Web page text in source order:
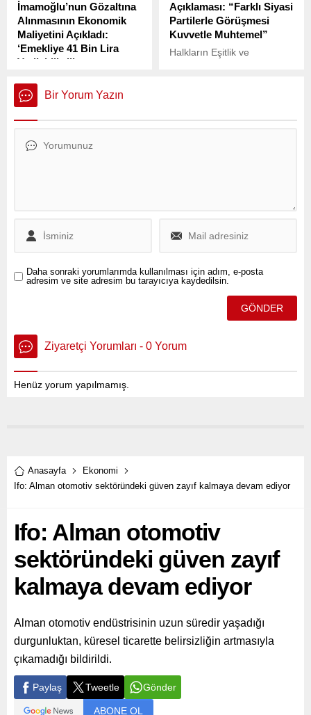
İmamoğlu’nun Gözaltına
Alınmasının Ekonomik
Maliyetini Açıkladı:
‘Emekliye 41 Bin Lira
Verilebilirdi’
Faik Öztrak, İstanbul
Büyükşehir Belediye
Başkanı Ekrem
alınmasının ekonomiye olan
Açıklaması: “Farklı Siyasi
Partilerle Görüşmesi
Kuvvetle Muhtemel”
Halkların Eşitlik ve
sürerken yaptığı
buluşmasının “kuvvetle
Bir Yorum Yazın
Daha sonraki yorumlarımda kullanılması için adım, e-posta
adresim ve site adresim bu tarayıcıya kaydedilsin.
Ziyaretçi Yorumları - 0 Yorum
Henüz yorum yapılmamış.
Anasayfa
Ekonomi
Ifo: Alman otomotiv sektöründeki güven zayıf kalmaya devam ediyor
Ifo: Alman otomotiv
sektöründeki güven zayıf
kalmaya devam ediyor
Alman otomotiv endüstrisinin uzun süredir yaşadığı
durgunluktan, küresel ticarette belirsizliğin artmasıyla
çıkamadığı bildirildi.
Paylaş Tweetle Gönder
ABONE OL